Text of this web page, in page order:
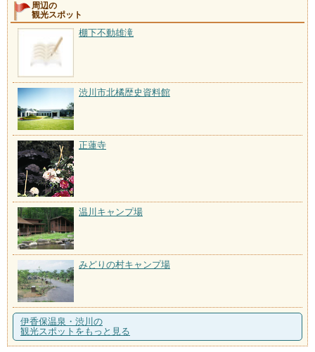
周辺の
観光スポット
棚下不動雄滝
渋川市北橘歴史資料館
正蓮寺
温川キャンプ場
みどりの村キャンプ場
伊香保温泉・渋川の
観光スポットをもっと見る